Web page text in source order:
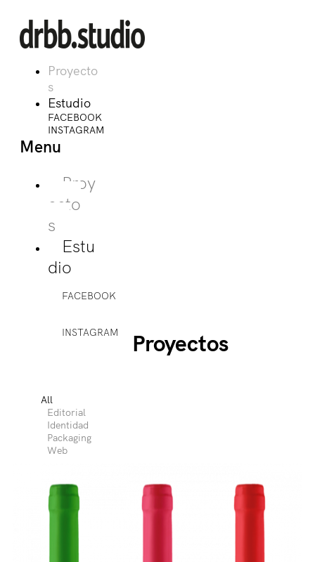
Proyecto
s
Estudio
FACEBOOK
INSTAGRAM
Menu
Proy
ecto
s
Estu
dio
FACEBOOK
INSTAGRAM Proyectos
All
Editorial
Identidad
Packaging
Web